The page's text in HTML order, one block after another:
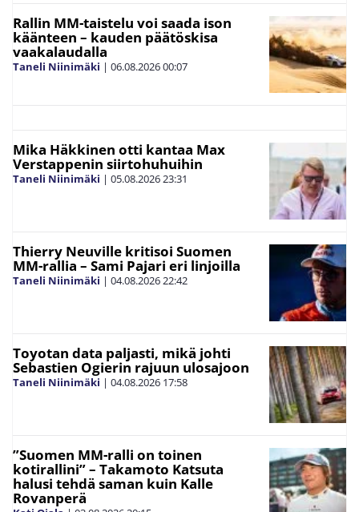
Rallin MM-taistelu voi saada ison
käänteen – kauden päätöskisa
vaakalaudalla
Taneli Niinimäki | 06.08.202600:07
Mika Häkkinen otti kantaa Max
Verstappenin siirtohuhuihin
Taneli Niinimäki | 05.08.202623:31
Thierry Neuville kritisoi Suomen
MM-rallia – Sami Pajari eri linjoilla
Taneli Niinimäki | 04.08.202622:42
Toyotan data paljasti, mikä johti
Sebastien Ogierin rajuun ulosajoon
Taneli Niinimäki | 04.08.2026 17:58
”Suomen MM-ralli on toinen
kotirallini” – Takamoto Katsuta
halusi tehdä saman kuin Kalle
Rovanperä